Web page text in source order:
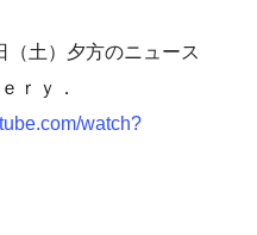
土）夕方のニュース
ｙ．
watch?